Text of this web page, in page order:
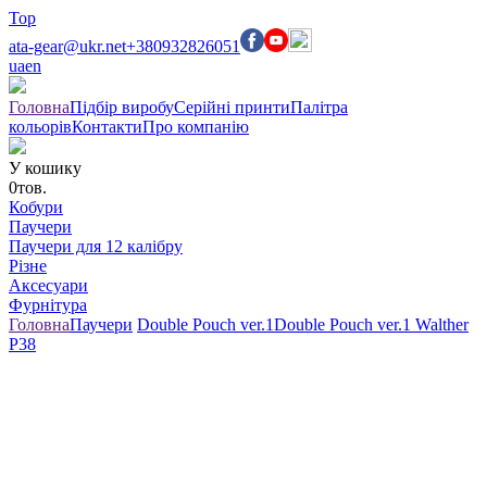
Top
ata-gear@ukr.net+380932826051
uaen
ГоловнаПідбір виробуСерійні принтиПалітра
кольорівКонтактиПро компанію
У кошику
0тов.
Кобури
Паучери
Паучери для 12 калібру
Різне
Аксесуари
Фурнітура
ГоловнаПаучери Double Pouch ver.1Double Pouch ver.1 Walther
P38